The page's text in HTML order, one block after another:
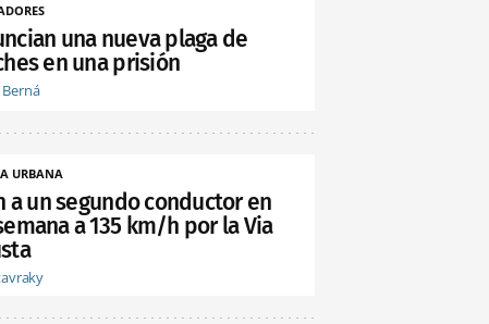
una nueva plaga de
en una prisión
URBANA
a un segundo conductor en
a 135 km/h por la Via